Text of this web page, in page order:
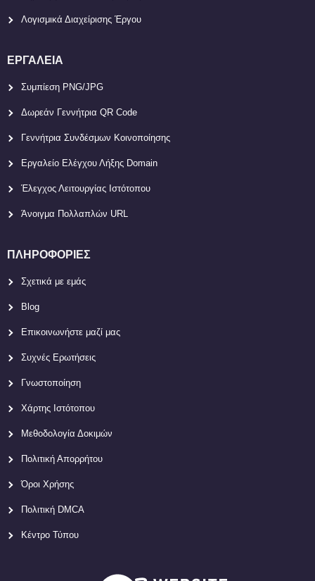
Λογισμικά Διαχείρισης Έργου
ΕΡΓΑΛΕΊΑ
Συμπίεση PNG/JPG
Δωρεάν Γεννήτρια QR Code
Γεννήτρια Συνδέσμων Κοινοποίησης
Εργαλείο Ελέγχου Λήξης Domain
Έλεγχος Λειτουργίας Ιστότοπου
Άνοιγμα Πολλαπλών URL
ΠΛΗΡΟΦΟΡΊΕΣ
Σχετικά με εμάς
Blog
Επικοινωνήστε μαζί μας
Συχνές Ερωτήσεις
Γνωστοποίηση
Χάρτης Ιστότοπου
Μεθοδολογία Δοκιμών
Πολιτική Απορρήτου
Όροι Χρήσης
Πολιτική DMCA
Κέντρο Τύπου